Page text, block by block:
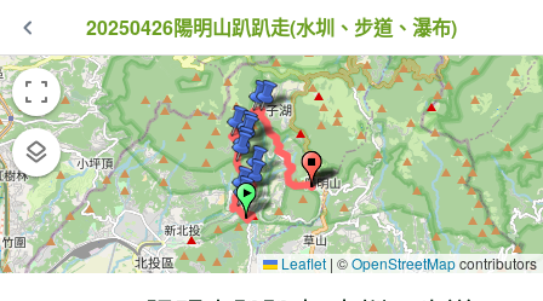
20250426陽明山趴趴走(水圳、步道、瀑布)
Leaflet | ©OpenStreetMapcontributors